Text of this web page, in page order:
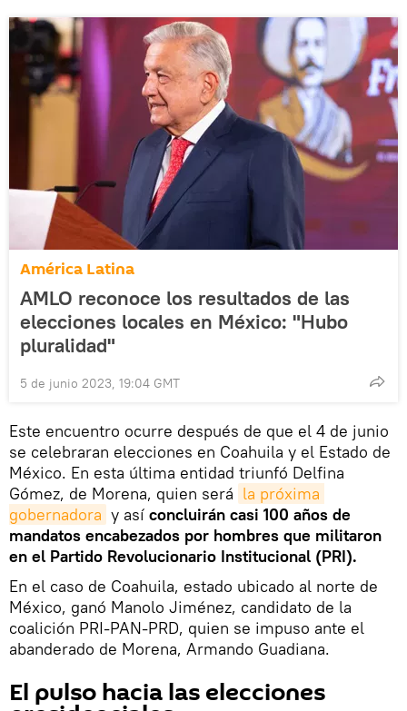
América Latina
AMLO reconoce los resultados de las
elecciones locales en México: "Hubo
pluralidad"
5 de junio 2023, 19:04 GMT
Este encuentro ocurre después de que el 4 de junio
se celebraran elecciones en Coahuila y el Estado de
México. En esta última entidad triunfó Delfina
Gómez, de Morena, quien será la próxima
gobernadora y así concluirán casi 100 años de
mandatos encabezados por hombres que militaron
en el Partido Revolucionario Institucional (PRI).
En el caso de Coahuila, estado ubicado al norte de
México, ganó Manolo Jiménez, candidato de la
coalición PRI-PAN-PRD, quien se impuso ante el
abanderado de Morena, Armando Guadiana.
El pulso hacia las elecciones